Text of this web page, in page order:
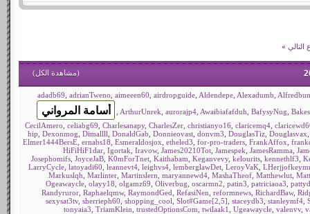
التالي »
(مشاهدة الكل)
adadb69 ,adrianTweno ,aimeeen60 ,airdropguide Aldendepe Alexadumb
ArthurUnrek ,aurorajp4 Awaibiafafduh ,BafysyNug ,
CecilAmero ,celiabg69 ,Charlesanapy,CharlesZer ,christianyo16 ,claricemq4 ,
hip ,Dexonmog ,Dimallll ,DonaldGab ,Donnieovast ,donvm3 ,DouglasTiz ,Douglasvax
Elmer1444BersE ,ernabs18 ,Esmeraldosjox ,etheled3 ,for-pro-traders ,FrankAffox ,
HiFiHiF1dar ,Igortak ,Iravow,James20210Tot ,Jamespek ,JamesRamma ,
Josephomifs ,JoyceJaB ,K0mForTnet ,Kaithabam ,Keganvevy,kelourits ,kennethlf3 ,
LarryCycle ,latoyadi60 ,leannevt4 ,leighvs4 ,lemberglawDet ,LeroyVaK ,
Markuslqh ,Marlinter ,Martinslern ,maryannewd4 ,MashaTheof ,Matthewlut ,
Ogeawaycle ,olayy18 ,olgamz69 ,Oliverbug ,oscarmn2 ,patin3 ,patriciaoa3 ,
Randyruror ,Raphaelqmw,RaymondGed ,RefasiNen ,reformnews ,RichardBaw,
sexysat3tv,sherrieph60 ,shopping_cool ,Slot#Game[2,5] ,staceydb3 ,stanleymf4 ,
tonyaia3 ,TriamKlein ,trustedOptionsCom ,twilaak1 ,Ugeawaycle ,valenvv,